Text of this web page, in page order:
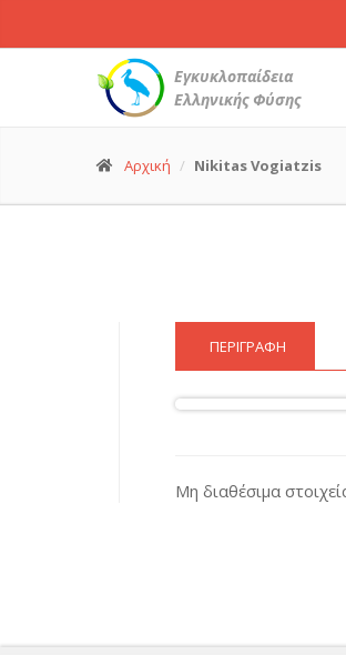
Εγκυκλοπαίδεια
Ελληνικής Φύσης
Αρχική Nikitas Vogiatzis
ΠΕΡΙΓΡΑΦΉ
Μη διαθέσιμα